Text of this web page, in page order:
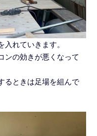
れていきます。
ンの効きが悪くなって
るときは足場を組んで